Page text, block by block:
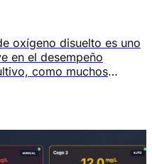
oxígeno disuelto es uno
en el desempeño
como muchos
conversión alimenticia y
depende únicamente […]